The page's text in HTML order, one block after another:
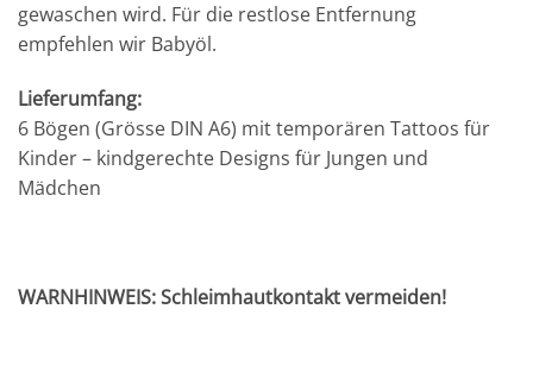
gewaschen wird. Für die restlose Entfernung
empfehlen wir Babyöl.
Lieferumfang:
6 Bögen (Grösse DIN A6) mit temporären Tattoos für
Kinder – kindgerechte Designs für Jungen und
Mädchen
WARNHINWEIS: Schleimhautkontakt vermeiden!